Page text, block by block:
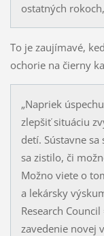
ostatných
To je zaujímavé,
ochorie na čierny
„Napriek
zlepšiť situáciu
detí. Sústavne
sa zistilo, či
Možno viete o
a lekársky
Research
zavedenie novej